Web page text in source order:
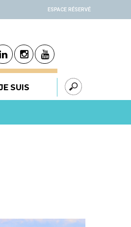
ESPACE RÉSERVÉ
SUIS